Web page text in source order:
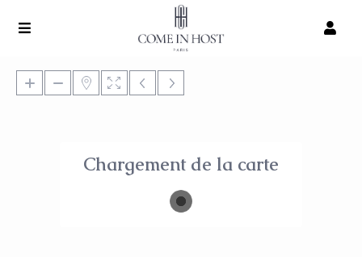
Chargement de la carte